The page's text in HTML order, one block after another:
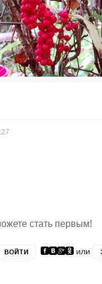
стать первым!
ВОЙТИ или